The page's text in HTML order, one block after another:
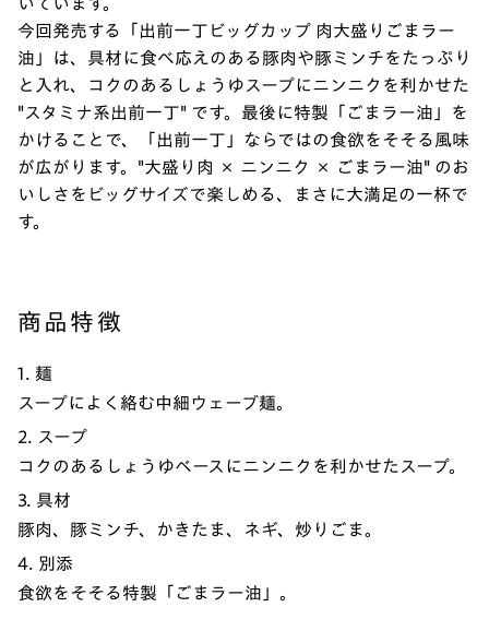
いています。
今回発売する「出前一丁ビッグカップ 肉大盛りごまラー
油」は、具材に食べ応えのある豚肉や豚ミンチをたっぷり
と入れ、コクのあるしょうゆスープにニンニクを利かせた
"スタミナ系出前一丁" です。最後に特製「ごまラー油」を
かけることで、「出前一丁」ならではの食欲をそそる風味
が広がります。"大盛り肉 × ニンニク × ごまラー油" のお
いしさをビッグサイズで楽しめる、まさに大満足の一杯で
す。
商品特徴
1. 麺
スープによく絡む中細ウェーブ麺。
2. スープ
コクのあるしょうゆベースにニンニクを利かせたスープ。
3. 具材
豚肉、豚ミンチ、かきたま、ネギ、炒りごま。
4. 別添
食欲をそそる特製「ごまラー油」。